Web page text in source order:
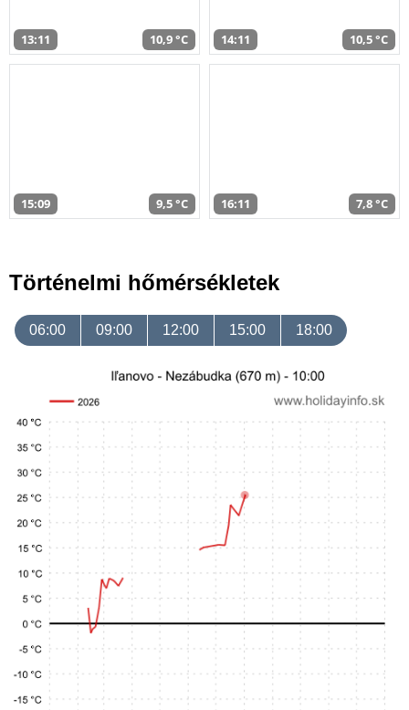
13:11 10,9 °C 14:11 10,5 °C
15:09 9,5 °C 16:11 7,8 °C
Történelmi hőmérsékletek
06:00 09:00 12:00 15:00 18:00